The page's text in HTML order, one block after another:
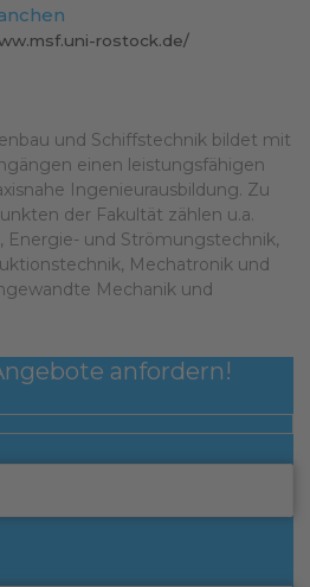
rostock.de/
und Schiffstechnik bildet mit
einen leistungsfähigen
Ingenieurausbildung. Zu
der Fakultät zählen u.a.
Energie- und Strömungstechnik,
Mechatronik und
Mechanik und
anfordern!